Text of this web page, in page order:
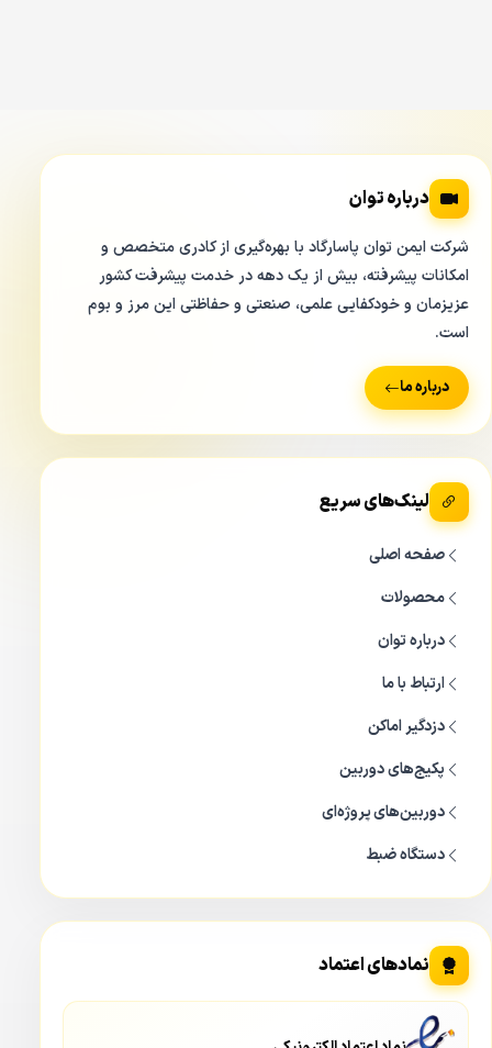
درباره توان
شرکت ایمن توان پاسارگاد با بهره‌گیری از کادری متخصص و
امکانات پیشرفته، بیش از یک دهه در خدمت پیشرفت کشور
عزیزمان و خودکفایی علمی، صنعتی و حفاظتی این مرز و بوم
است.
درباره ما
لینک‌های سریع
صفحه اصلی
محصولات
درباره توان
ارتباط با ما
دزدگیر اماکن
پکیج‌های دوربین
دوربین‌های پروژه‌ای
دستگاه ضبط
نمادهای اعتماد